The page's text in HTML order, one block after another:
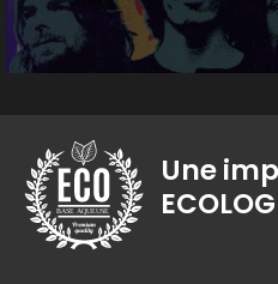
BASE AQUEUSE
Une